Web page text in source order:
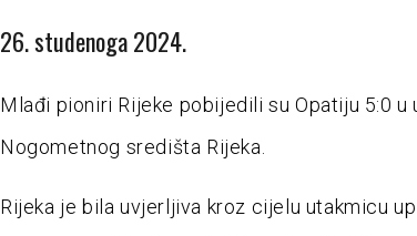
26. studenoga 2024.
Mlađi pioniri Rijeke pobijedili su Opatiju 5:0
Nogometnog središta Rijeka.
Rijeka je bila uvjerljiva kroz cijelu utakmicu